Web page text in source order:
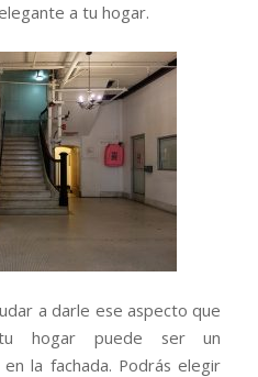
a tu hogar.
a darle ese aspecto que
hogar puede ser un
la fachada. Podrás elegir